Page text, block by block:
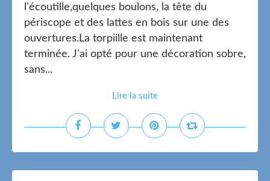
l'écoutille,quelques boulons, la tête du
périscope et des lattes en bois sur une des
ouvertures.La torpiille est maintenant
terminée. J'ai opté pour une décoration sobre,
sans...
Lire la suite